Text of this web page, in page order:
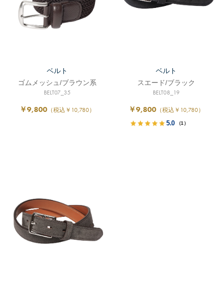
ベルト
ゴムメッシュ/ブラウン系
BELT07_35
￥9,800（税込￥10,780）
ベルト
スエード/ブラック
BELT08_19
￥9,800（税込￥10,780）
5.0 （1）